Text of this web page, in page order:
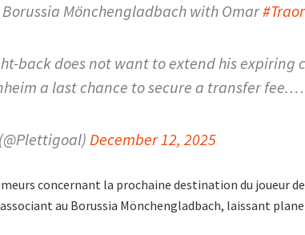
Mönchengladbach with Omar
back does not want to extend his expiring
a last chance to secure a transfer fee.…
December 12, 2025
concernant la prochaine destination du joueur
au Borussia Mönchengladbach, laissant